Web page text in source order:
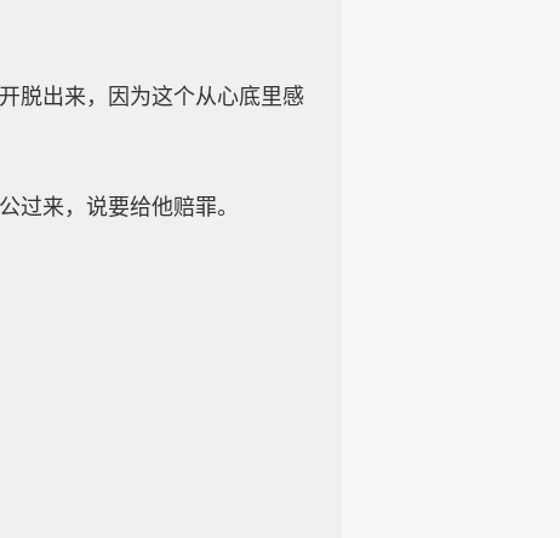
脱出来，因为这个从心底里感
过来，说要给他赔罪。